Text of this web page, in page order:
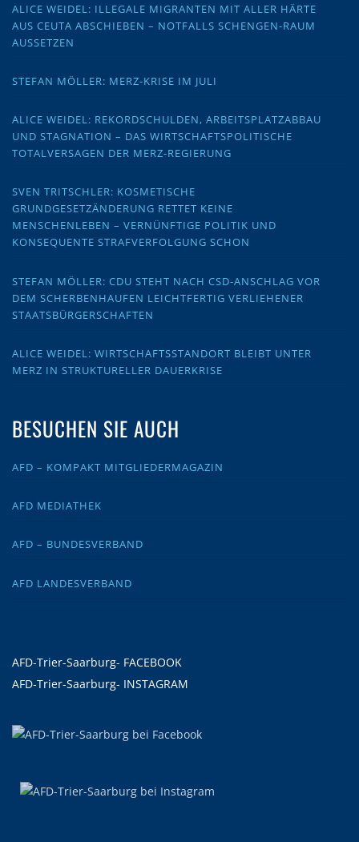
ALICE WEIDEL: ILLEGALE MIGRANTEN MIT ALLER HÄRTE
AUS CEUTA ABSCHIEBEN – NOTFALLS SCHENGEN-RAUM
AUSSETZEN
STEFAN MÖLLER: MERZ-KRISE IM JULI
ALICE WEIDEL: REKORDSCHULDEN, ARBEITSPLATZABBAU
UND STAGNATION – DAS WIRTSCHAFTSPOLITISCHE
TOTALVERSAGEN DER MERZ-REGIERUNG
SVEN TRITSCHLER: KOSMETISCHE
GRUNDGESETZÄNDERUNG RETTET KEINE
MENSCHENLEBEN – VERNÜNFTIGE POLITIK UND
KONSEQUENTE STRAFVERFOLGUNG SCHON
STEFAN MÖLLER: CDU STEHT NACH CSD-ANSCHLAG VOR
DEM SCHERBENHAUFEN LEICHTFERTIG VERLIEHENER
STAATSBÜRGERSCHAFTEN
ALICE WEIDEL: WIRTSCHAFTSSTANDORT BLEIBT UNTER
MERZ IN STRUKTURELLER DAUERKRISE
BESUCHEN SIE AUCH
AFD – KOMPAKT MITGLIEDERMAGAZIN
AFD MEDIATHEK
AFD – BUNDESVERBAND
AFD LANDESVERBAND
AFD-Trier-Saarburg- FACEBOOK
AFD-Trier-Saarburg- INSTAGRAM